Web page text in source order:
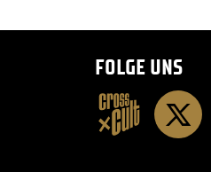
FOLGE UNS